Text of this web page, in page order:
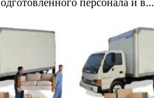
персонала и в...